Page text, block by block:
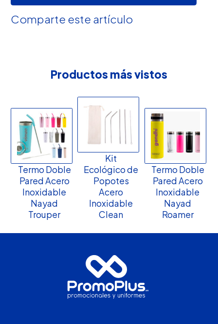
Comparte este artículo
Productos más vistos
Termo Doble
Pared Acero
Inoxidable
Nayad
Trouper
Kit
Ecológico de
Popotes
Acero
Inoxidable
Clean
Termo Doble
Pared Acero
Inoxidable
Nayad
Roamer